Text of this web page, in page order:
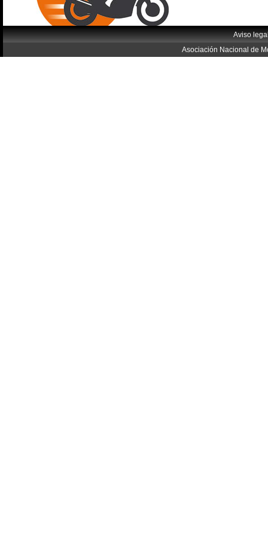
Aviso
Asociación Nacional de